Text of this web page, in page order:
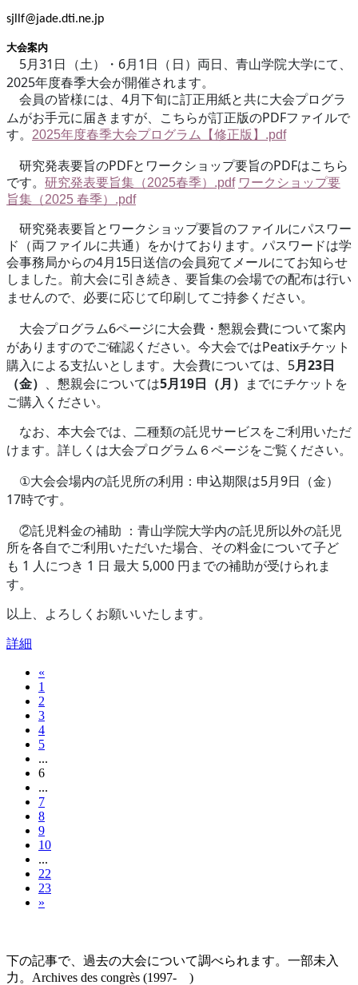
sjllf@jade.dti.ne.jp
大会案内
5月31 日（土）・ 6月 1 日（日）両日、青山学院大学にて、
2025年度春季大会が開催されます。
会員の皆様には、4月下旬に訂正用紙と共に大会プログラ
ムがお手元に届きますが、こちらが訂正版のPDFファイルで
す。 2025年度春季大会プログラム【修正版】.pdf
研究発表要旨のPDFとワークショップ要旨のPDFはこちら
です。 研究発表要旨集（2025春季）.pdf ワークショップ要
旨集（2025 春季）.pdf
研究発表要旨とワークショップ要旨のファイルにパスワー
ド（両ファイルに共通）をかけております。パスワードは学
会事務局からの4月15日送信の会員宛てメールにてお知らせ
しました 。前大会に引き続き、要旨集の会場での配布は行い
ませんので、必要に応じて印刷してご持参ください。
大会プログラム6ページに大会費・懇親会費について案内
がありますのでご確認ください。今大会ではPeatixチケット
購入による支払いとします。大会費については、 5月 23 日
（金）
、懇親会については5月19日（月）
までにチケットを
ご購入ください。
なお、本大会では、二種類の託児サービスをご利用いただ
けます。詳しくは大会プログラム６ページをご覧ください。
①大会会場内の託児所の利用：申込期限は5月 9日（金）
17時です。
②託児料金の補助
：青山学院大学内の託児所以外の託児
所を各自でご利用いただいた場合、その料金について子ど
も 1 人につき 1 日 最大 5,000 円までの補助が受けられま
す。
以上、よろしくお願いいたします。
詳細
«
1
2
3
4
5
...
6
...
7
8
9
10
...
22
23
»
下の記事で、過去の大会について調べられます。一部未入
力。Archives des congrès (1997- )